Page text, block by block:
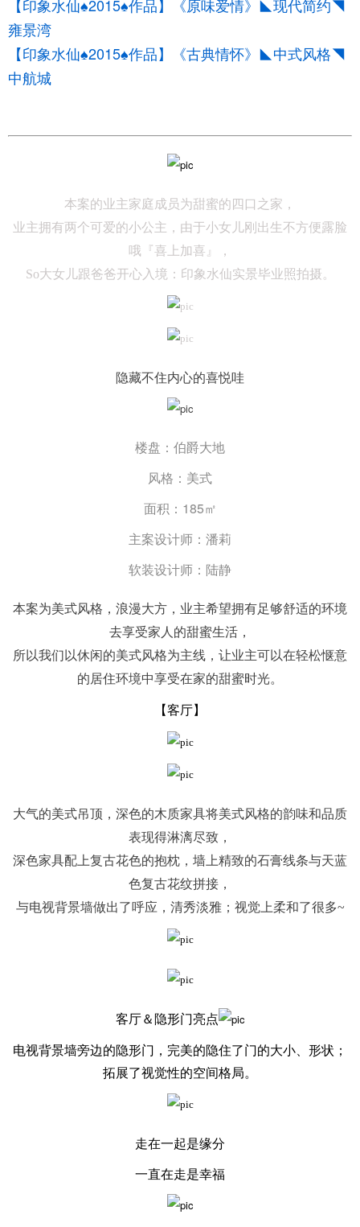
【印象水仙♠2015♠作品】《原味爱情》◣现代简约◥
雍景湾
【印象水仙♠2015♠作品】《古典情怀》◣中式风格◥
中航城
本案的业主家庭成员为甜蜜的四口之家，
业主拥有两个可爱的小公主，由于小女儿刚出生不方便露脸
哦『喜上加喜』，
So大女儿跟爸爸开心入境：印象水仙实景毕业照拍摄。
隐藏不住内心的喜悦哇
楼盘：伯爵大地
风格：美式
面积：185㎡
主案设计师：潘莉
软装设计师：陆静
本案为美式风格，浪漫大方，业主希望拥有足够舒适的环境
去享受家人的甜蜜生活，
所以我们以休闲的美式风格为主线，让业主可以在轻松惬意
的居住环境中享受在家的甜蜜时光。
【客厅】
大气的美式吊顶，深色的木质家具将美式风格的韵味和品质
表现得淋漓尽致，
深色家具配上复古花色的抱枕，墙上精致的石膏线条与天蓝
色复古花纹拼接，
与电视背景墙做出了呼应，清秀淡雅； 视觉上柔和了很多~
客厅＆隐形门亮点
电视背景墙旁边的隐形门，完美的隐住了门的大小、形状；
拓展了视觉性的空间格局。
走在一起是缘分
一直在走是幸福